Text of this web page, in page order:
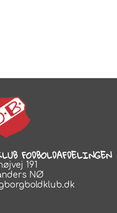
FODBOLDAFDELINGEN
191
NØ